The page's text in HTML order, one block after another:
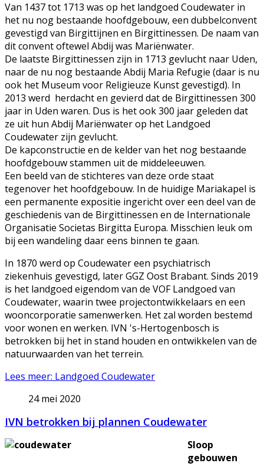
Van 1437 tot 1713 was op het landgoed Coudewater in
het nu nog bestaande hoofdgebouw, een dubbelconvent
gevestigd van Birgittijnen en Birgittinessen. De naam van
dit convent oftewel Abdij was Mariënwater.
De laatste Birgittinessen zijn in 1713 gevlucht naar Uden,
naar de nu nog bestaande Abdij Maria Refugie (daar is nu
ook het Museum voor Religieuze Kunst gevestigd). In
2013 werd herdacht en gevierd dat de Birgittinessen 300
jaar in Uden waren. Dus is het ook 300 jaar geleden dat
ze uit hun Abdij Mariënwater op het Landgoed
Coudewater zijn gevlucht.
De kapconstructie en de kelder van het nog bestaande
hoofdgebouw stammen uit de middeleeuwen.
Een beeld van de stichteres van deze orde staat
tegenover het hoofdgebouw. In de huidige Mariakapel is
een permanente expositie ingericht over een deel van de
geschiedenis van de Birgittinessen en de Internationale
Organisatie Societas Birgitta Europa. Misschien leuk om
bij een wandeling daar eens binnen te gaan.
In 1870 werd op Coudewater een psychiatrisch
ziekenhuis gevestigd, later GGZ Oost Brabant. Sinds 2019
is het landgoed eigendom van de VOF Landgoed van
Coudewater, waarin twee projectontwikkelaars en een
wooncorporatie samenwerken. Het zal worden bestemd
voor wonen en werken. IVN 's-Hertogenbosch is
betrokken bij het in stand houden en ontwikkelen van de
natuurwaarden van het terrein.
Lees meer: Landgoed Coudewater
24 mei 2020
IVN betrokken bij plannen Coudewater
Sloop
gebouwen